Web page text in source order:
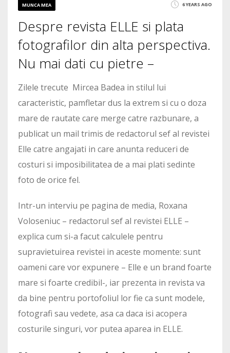
MUNCA MEA 6 YEARS AGO
Despre revista ELLE si plata
fotografilor din alta perspectiva.
Nu mai dati cu pietre –
Zilele trecute Mircea Badea in stilul lui
caracteristic, pamfletar dus la extrem si cu o doza
mare de rautate care merge catre razbunare, a
publicat un mail trimis de redactorul sef al revistei
Elle catre angajati in care anunta reduceri de
costuri si imposibilitatea de a mai plati sedinte
foto de orice fel.
Intr-un interviu pe pagina de media, Roxana
Voloseniuc – redactorul sef al revistei ELLE –
explica cum si-a facut calculele pentru
supravietuirea revistei in aceste momente: sunt
oameni care vor expunere – Elle e un brand foarte
mare si foarte credibil-, iar prezenta in revista va
da bine pentru portofoliul lor fie ca sunt modele,
fotografi sau vedete, asa ca daca isi acopera
costurile singuri, vor putea aparea in ELLE.